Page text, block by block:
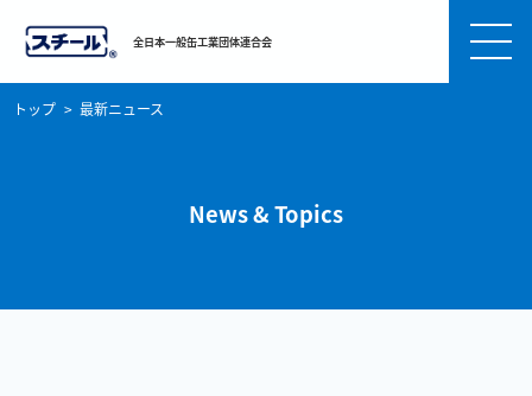
全日本一般缶工業団体連合会
トップ 最新ニュース
News & Topics